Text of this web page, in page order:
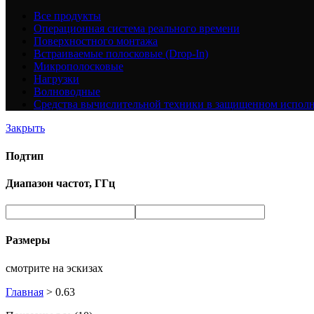
Все продукты
Операционная система реального времени
Поверхностного монтажа
Встраиваемые полосковые (Drop-In)
Микрополосковые
Нагрузки
Волноводные
Средства вычислительной техники в защищенном
Закрыть
Подтип
Диапазон частот, ГГц
Размеры
смотрите на эскизах
Главная > 0.63